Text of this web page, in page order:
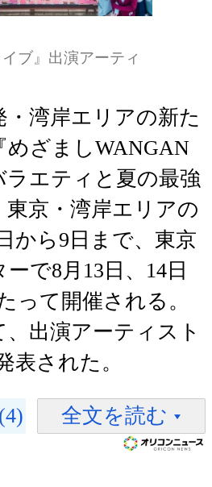
イブ』出演アーティ
湾岸エリアの新た
めざましWANGAN
ラエティと夏の最強
東京・湾岸エリアの
から9日まで、東京
で8月13日、14日
って開催される。
出演アーティスト
表された。
全文を読む